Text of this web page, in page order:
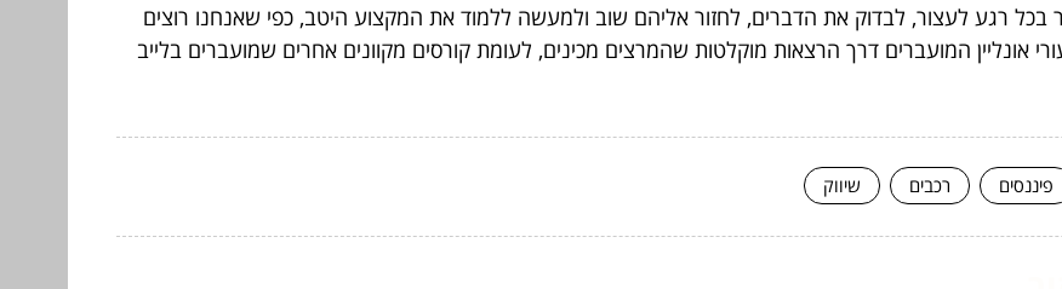
רגע לעצור, לבדוק את הדברים, לחזור אליהם שוב ולמעשה ללמוד את המקצוע היטב, כפי שאנחנו רוצים
אונליין המועברים דרך הרצאות מוקלטות שהמרצים מכינים, לעומת קורסים מקוונים אחרים שמועברים בלייב
פיננסים רכבים שיווק